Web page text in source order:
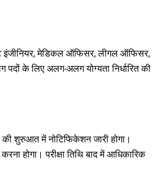
इंजीनियर, मेडिकल ऑफिसर, लीगल ऑफिसर,
के लिए अलग-अलग योग्यता निर्धारित की
शुरुआत में नोटिफिकेशन जारी होगा।
होगा। परीक्षा तिथि बाद में आधिकारिक